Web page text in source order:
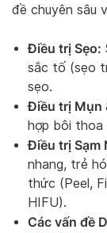
đề chuyên sâu
Điều trị Sẹo:
sắc tố (sẹo
sẹo.
Điều trị Mụn
hợp bôi thoa
Điều trị Sạm
nhang, trẻ
thức (Peel,
HIFU).
Các vấn đề